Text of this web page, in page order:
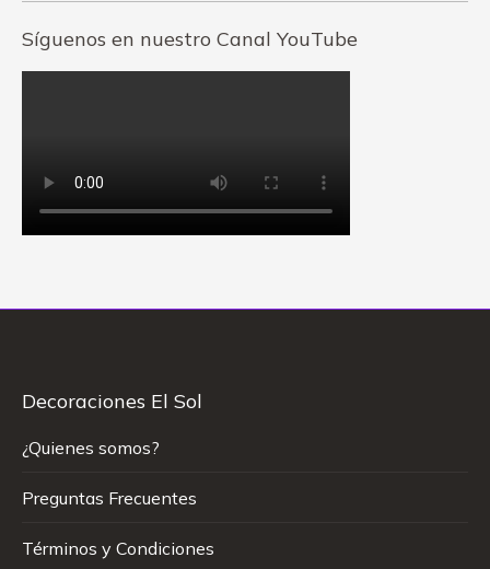
Síguenos en nuestro Canal YouTube
Decoraciones El Sol
¿Quienes somos?
Preguntas Frecuentes
Términos y Condiciones